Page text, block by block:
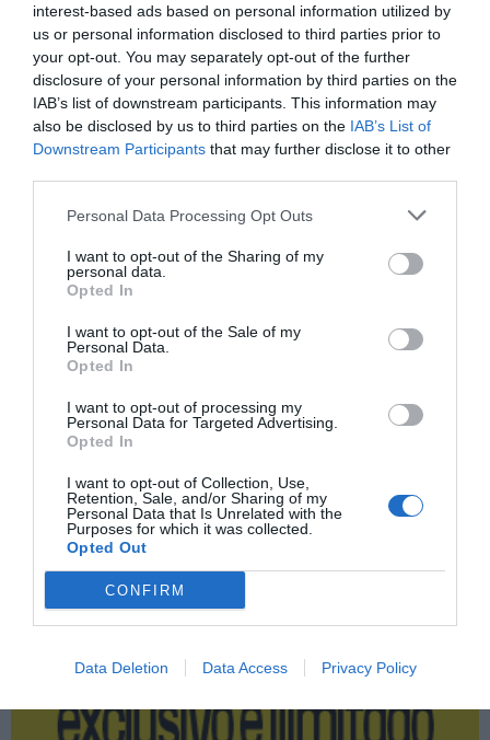
interest-based ads based on personal information utilized by
us or personal information disclosed to third parties prior to
your opt-out. You may separately opt-out of the further
disclosure of your personal information by third parties on the
IAB’s list of downstream participants. This information may
also be disclosed by us to third parties on the IAB’s List of
Downstream Participants that may further disclose it to other
Personal Data Processing Opt Outs
I want to opt-out of the Sharing of my
personal data.
Opted In
I want to opt-out of the Sale of my
Personal Data.
Opted In
I want to opt-out of processing my
Personal Data for Targeted Advertising.
Opted In
I want to opt-out of Collection, Use,
Retention, Sale, and/or Sharing of my
Personal Data that Is Unrelated with the
Purposes for which it was collected.
Opted Out
CONFIRM
Data Deletion Data Access Privacy Policy
Índex2P
MLS
Start ups deportivas
Añadir
como fuente preferida de Google
de forma gratuita
Mantente informado con las últimas noticias de actualidad.
ACTIVAR AHORA
Publicidad